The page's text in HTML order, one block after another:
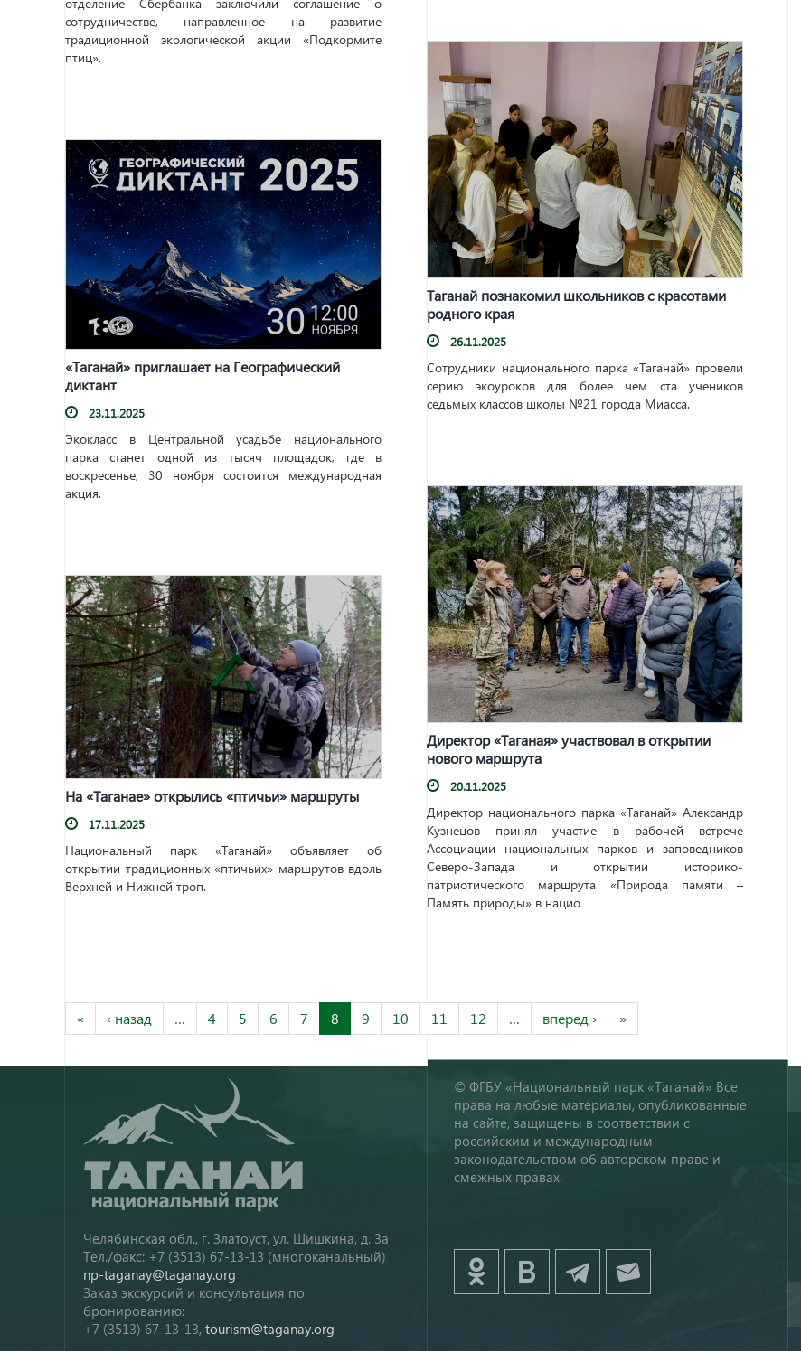
сотрудничестве, направленное на развитие
традиционной экологической акции «Подкормите
птиц».
Таганай познакомил школьников с красотами
родного края
26.11.2025
Сотрудники национального парка «Таганай» провели
серию экоуроков для более чем ста учеников
седьмых классов школы №21 города Миасса.
«Таганай» приглашает на Географический
диктант
23.11.2025
Экокласс в Центральной усадьбе национального
парка станет одной из тысяч площадок, где в
воскресенье, 30 ноября состоится международная
акция.
Директор «Таганая» участвовал в открытии
нового маршрута
20.11.2025
Директор национального парка «Таганай» Александр
Кузнецов принял участие в рабочей встрече
Ассоциации национальных парков и заповедников
Северо-Запада и открытии историко-
патриотического маршрута «Природа памяти –
Память природы» в нацио
На «Таганае» открылись «птичьи» маршруты
17.11.2025
Национальный парк «Таганай» объявляет об
открытии традиционных «птичьих» маршрутов вдоль
Верхней и Нижней троп.
« ‹ назад … 4 5 6 7 8 9 10 11 12 … вперед › »
Челябинская обл., г. Златоуст, ул. Шишкина, д. 3а
Тел./факс: +7 (3513) 67-13-13 (многоканальный)
np-taganay@taganay.org
Заказ экскурсий и консультация по
бронированию:
+7 (3513) 67-13-13, tourism@taganay.org
© ФГБУ «Национальный парк «Таганай» Все
права на любые материалы, опубликованные
на сайте, защищены в соответствии с
российским и международным
законодательством об авторском праве и
смежных правах.